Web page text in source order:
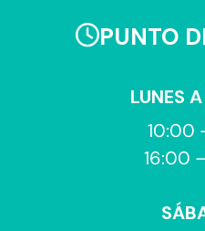
PUNTO
LUNES
10:00
16:00